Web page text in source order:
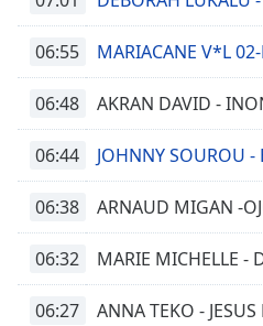
06:55 MARIACANE V*L
06:48 AKRAN DAVID -
06:44 JOHNNY SOUROU -
06:38 ARNAUD MIGAN -
06:32 MARIE MICHELLE -
06:27 ANNA TEKO - JESUS